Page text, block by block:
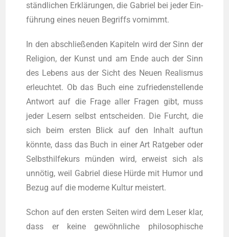
ständ­li­chen Erklä­run­gen, die Gabri­el bei jeder Ein­
füh­rung eines neu­en Begriffs vornimmt.
In den abschlie­ßen­den Kapi­teln wird der Sinn der
Reli­gi­on, der Kunst und am Ende auch der Sinn
des Lebens aus der Sicht des Neu­en Rea­lis­mus
erleuch­tet. Ob das Buch eine zufrie­den­stel­len­de
Ant­wort auf die Fra­ge aller Fra­gen gibt, muss
jeder Lesern selbst ent­schei­den. Die Furcht, die
sich beim ers­ten Blick auf den Inhalt auf­tun
könn­te, dass das Buch in einer Art Rat­ge­ber oder
Selbst­hil­fe­kurs mün­den wird, erweist sich als
unnö­tig, weil Gabri­el die­se Hür­de mit Humor und
Bezug auf die moder­ne Kul­tur meistert.
Schon auf den ers­ten Sei­ten wird dem Leser klar,
dass er kei­ne gewöhn­li­che phi­lo­so­phi­sche